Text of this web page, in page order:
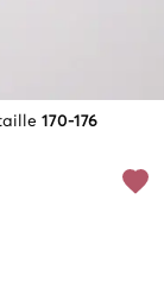
170-176